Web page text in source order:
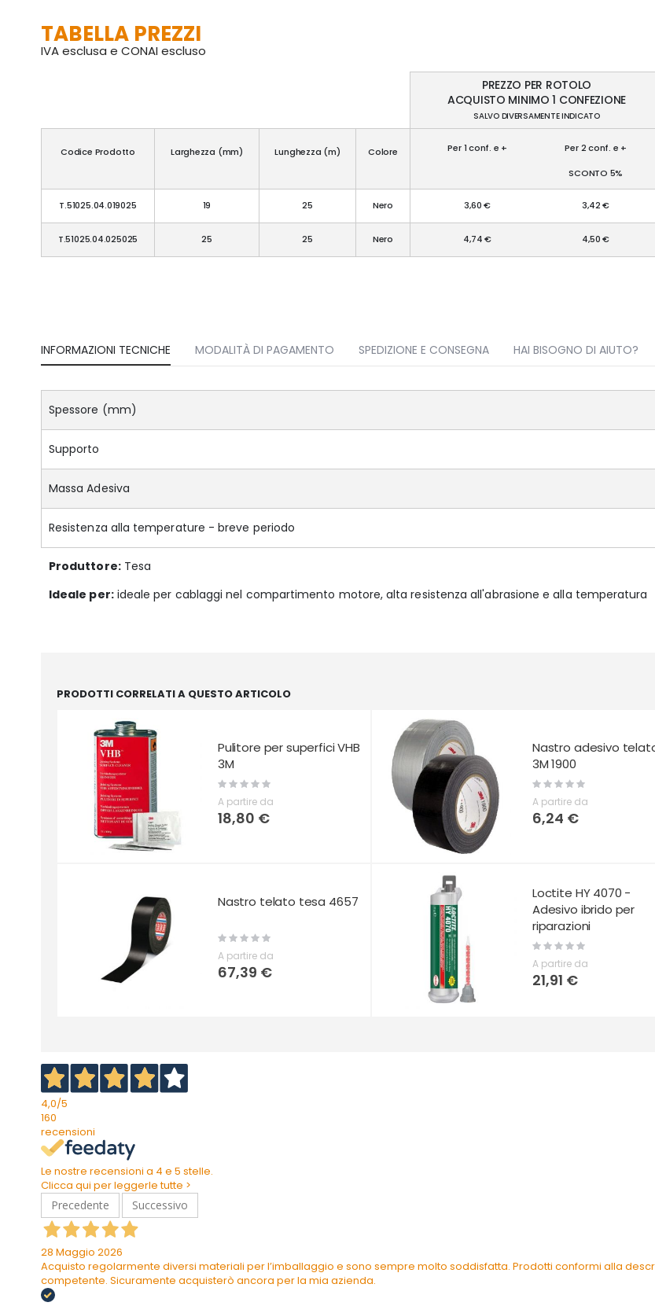
immagini
TABELLA PREZZI
IVA esclusa e CONAI escluso
PREZZO PER ROTOLO
ACQUISTO MINIMO 1 CONFEZIONE
SALVO DIVERSAMENTE INDICATO
Codice Prodotto Larghezza (mm) Lunghezza (m) Colore Per 1 conf. e + Per 2 conf. e +
SCONTO 5%
T.51025.04.019025 19 25 Nero 3,60 € 3,42 €
T.51025.04.025025 25 25 Nero 4,74 € 4,50 €
INFORMAZIONI TECNICHE
Spessore (mm)
Supporto
Massa Adesiva
Resistenza alla temperature - breve periodo
Produttore:Tesa
Ideale per:ideale per cablaggi nel compartimento motore, alta resistenza all'abrasione e alla temperatura
MODALITÀ DI PAGAMENTO SPEDIZIONE E CONSEGNA HAI BISOGNO DI AIUTO?
PRODOTTI CORRELATI A QUESTO ARTICOLO
Pulitore per superfici VHB
3M
Rating:
0%
A partire da
18,80 €
Nastro adesivo
3M 1900
Rating:
0%
A partire da
6,24 €
Nastro telato tesa 4657
Rating:
0%
A partire da
67,39 €
Loctite HY 4070 -
Adesivo ibrido per
riparazioni
Rating:
A partire da
21,91 €
4,0/5
160
recensioni
Le nostre recensioni a 4 e 5 stelle.
Clicca qui per leggerle tutte >
Precedente
Successivo
28 Maggio 2026
Acquisto regolarmente diversi materiali per l’imballaggio e sono sempre molto soddisfatta. Prodotti conformi alla
competente. Sicuramente acquisterò ancora per la mia azienda.